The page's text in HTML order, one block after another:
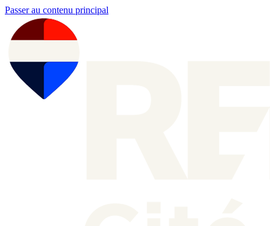
Passer au contenu principal